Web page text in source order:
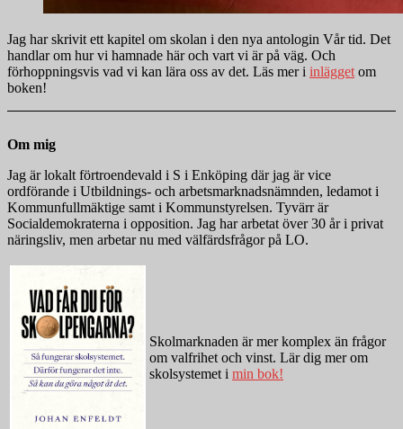
Jag har skrivit ett kapitel om skolan i den nya antologin Vår tid. Det
handlar om hur vi hamnade här och vart vi är på väg. Och
förhoppningsvis vad vi kan lära oss av det. Läs mer i inläggetom
boken!
Om mig
Jag är lokalt förtroendevald i S i Enköping där jag är vice
ordförande i Utbildnings- och arbetsmarknadsnämnden, ledamot i
Kommunfullmäktige samt i Kommunstyrelsen. Tyvärr är
Socialdemokraterna i opposition. Jag har arbetat över 30 år i privat
näringsliv, men arbetar nu med välfärdsfrågor på LO.
Skolmarknaden är mer komplex än frågor
om valfrihet och vinst. Lär dig mer om
skolsystemet i min bok!